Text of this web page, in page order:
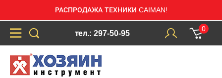
РАСПРОДАЖА ТЕХНИКИ CAIMAN!
тел.: 297-50-95
0